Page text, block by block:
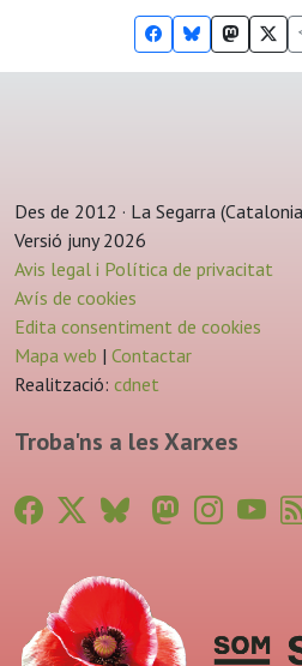
Des de 2012 · La Segarra
Versió juny 2026
Avis legal i Política de privacitat
Avís de cookies
Edita consentiment de cookies
Mapa web | Contactar
Realització: cdnet
Troba'ns a les Xarxes